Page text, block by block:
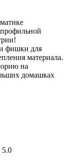
фишки для
материала.
на
домашках
5.0